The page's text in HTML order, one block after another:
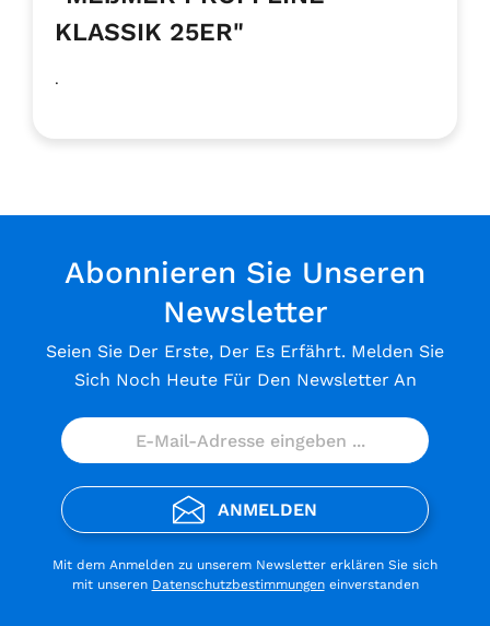
KLASSIK 25ER"
.
Abonnieren Sie Unseren
Newsletter
Seien Sie Der Erste, Der Es Erfährt. Melden Sie
Sich Noch Heute Für Den Newsletter An
ANMELDEN
Mit dem Anmelden zu unserem Newsletter erklären Sie sich
mit unseren Datenschutzbestimmungeneinverstanden